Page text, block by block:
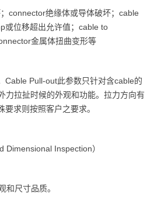
connector绝缘体或导体破坏；cable
或位移超出允许值；cable to
金属体扭曲变形等
Cable Pull-out此参数只针对含cable的
力拉扯时候的外观和功能。拉力方向有
要求则按照客户之要求。
Dimensional Inspection）
和尺寸品质。